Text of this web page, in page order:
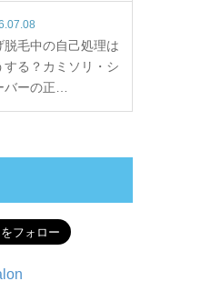
脱毛中の自己処理は
する？カミソリ・シ
バーの正…